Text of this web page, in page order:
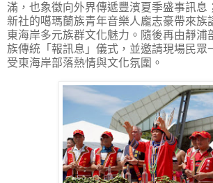
滿，也象徵向外界傳遞豐濱夏季盛事訊息
新社的噶瑪蘭族青年音樂人龐志豪帶來族
東海岸多元族群文化魅力。隨後再由靜浦
族傳統「報訊息」儀式，並邀請現場民眾
受東海岸部落熱情與文化氛圍。